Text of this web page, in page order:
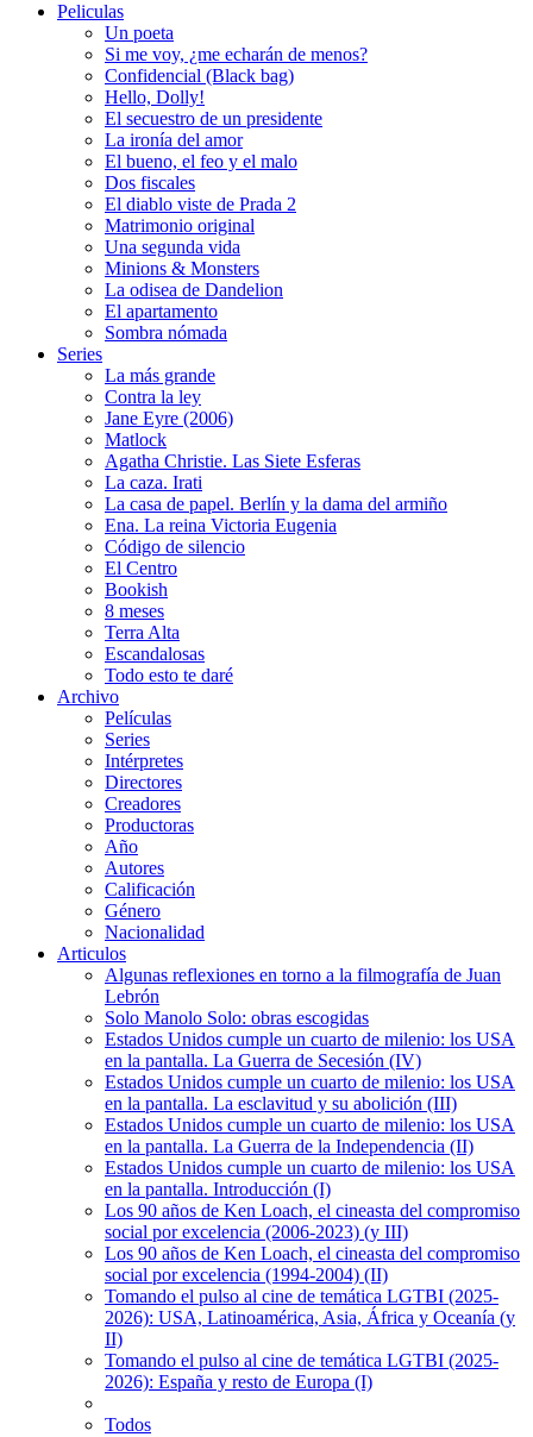
Peliculas
Un poeta
Si me voy, ¿me echarán de menos?
Confidencial (Black bag)
Hello, Dolly!
El secuestro de un presidente
La ironía del amor
El bueno, el feo y el malo
Dos fiscales
El diablo viste de Prada 2
Matrimonio original
Una segunda vida
Minions & Monsters
La odisea de Dandelion
El apartamento
Sombra nómada
Series
La más grande
Contra la ley
Jane Eyre (2006)
Matlock
Agatha Christie. Las Siete Esferas
La caza. Irati
La casa de papel. Berlín y la dama del armiño
Ena. La reina Victoria Eugenia
Código de silencio
El Centro
Bookish
8 meses
Terra Alta
Escandalosas
Todo esto te daré
Archivo
Películas
Series
Intérpretes
Directores
Creadores
Productoras
Año
Autores
Calificación
Género
Nacionalidad
Articulos
Algunas reflexiones en torno a la filmografía de Juan
Lebrón
Solo Manolo Solo: obras escogidas
Estados Unidos cumple un cuarto de milenio: los USA
en la pantalla. La Guerra de Secesión (IV)
Estados Unidos cumple un cuarto de milenio: los USA
en la pantalla. La esclavitud y su abolición (III)
Estados Unidos cumple un cuarto de milenio: los USA
en la pantalla. La Guerra de la Independencia (II)
Estados Unidos cumple un cuarto de milenio: los USA
en la pantalla. Introducción (I)
Los 90 años de Ken Loach, el cineasta del compromiso
social por excelencia (2006-2023) (y III)
Los 90 años de Ken Loach, el cineasta del compromiso
social por excelencia (1994-2004) (II)
Tomando el pulso al cine de temática LGTBI (2025-
2026): USA, Latinoamérica, Asia, África y Oceanía (y
II)
Tomando el pulso al cine de temática LGTBI (2025-
2026): España y resto de Europa (I)
Todos